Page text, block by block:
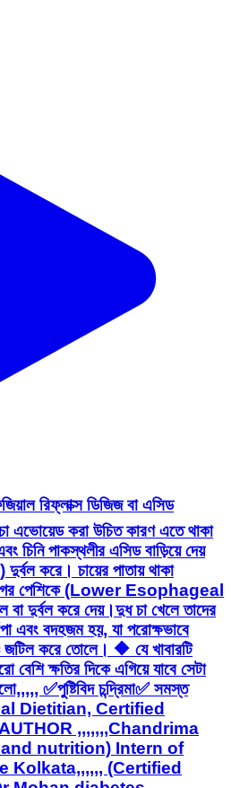
রিফ্লাক্স ডিজিজ বা এসিড
এভোয়েড করা উচিত কারণ এতে থাকা
চিনি পাকস্থলীর এসিড বাড়িয়ে দেয়
করে। চায়ের পাতায় থাকা
পেশিকে (Lower Esophageal
দুর্বল করে দেয়।দুধ চা খেলে তাদের
এবং বদহজম হয়, যা পরোক্ষভাবে
করে তোলে। 🔶 যে খাবারটি
ক্ষতির দিকে এগিয়ে যাবে সেটা
✅পুষ্টিবিদ চন্দ্রিমা✅ সমস্ত
Dietitian, Certified
,,,,,,,Chandrima
nutrition) Intern of
Kolkata,,,,,, (Certified